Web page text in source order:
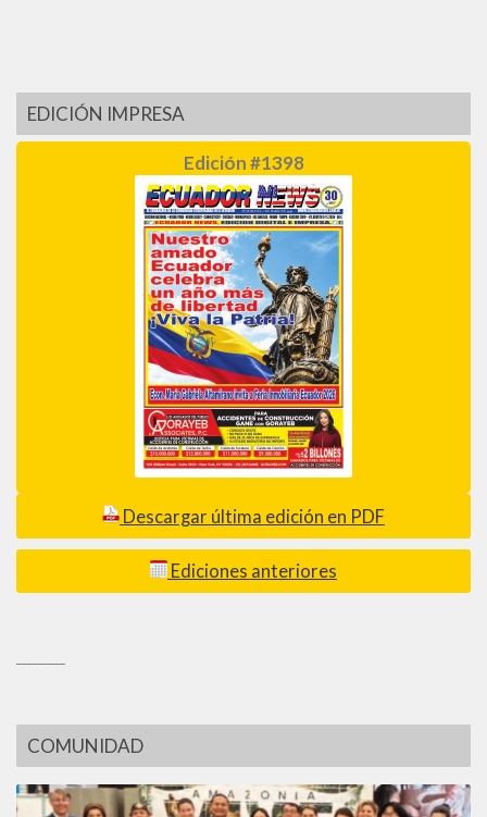
EDICIÓN IMPRESA
Edición #1398
Descargar última edición en PDF
Ediciones anteriores
COMUNIDAD